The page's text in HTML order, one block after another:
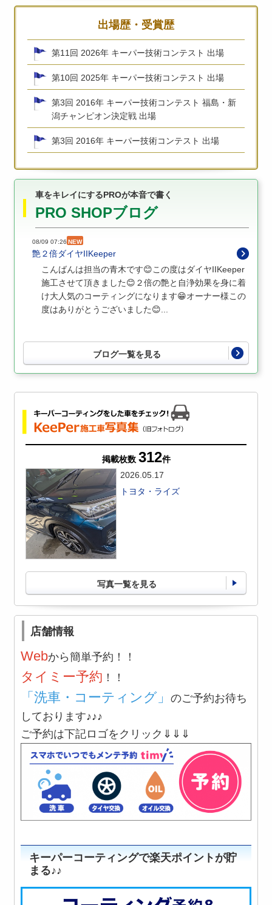
出場歴・受賞歴
第11回 2026年 キーパー技術コンテスト 出場
第10回 2025年 キーパー技術コンテスト 出場
第3回 2016年 キーパー技術コンテスト 福島・新
潟チャンピオン決定戦 出場
第3回 2016年 キーパー技術コンテスト 出場
車をキレイにするPROが本音で書く
PRO SHOPブログ
08/09 07:26 NEW
艶２倍ダイヤIIKeeper
こんばんは担当の青木です😊この度はダイヤIIKeeper
施工させて頂きました😊２倍の艶と自浄効果を身に着
け大人気のコーティングになります😁オーナー様この
度はありがとうございました😊...
ブログ一覧を見る
掲載枚数 312件
2026.05.17
トヨタ・ライズ
写真一覧を見る
店舗情報
Webから簡単予約！！
タイミー予約 ！！
「洗車・コーティング」のご予約お待ち
しております♪♪♪
ご予約は下記ロゴをクリック⇓⇓⇓
キーパーコーティングで楽天ポイントが貯
まる♪♪